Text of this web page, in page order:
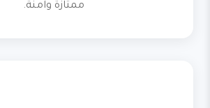
ممتازة وآمنة.